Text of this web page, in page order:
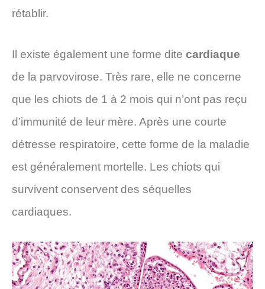
rétablir.
Il existe également une forme dite cardiaque
de la parvovirose. Très rare, elle ne concerne
que les chiots de 1 à 2 mois qui n’ont pas reçu
d’immunité de leur mère. Après une courte
détresse respiratoire, cette forme de la maladie
est généralement mortelle. Les chiots qui
survivent conservent des séquelles
cardiaques.